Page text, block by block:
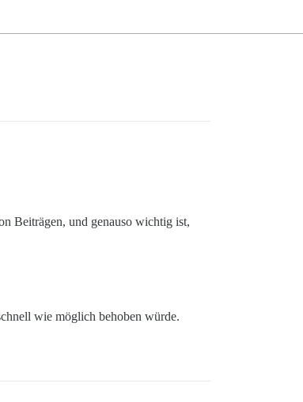
Beiträgen, und genauso wichtig ist,
wie möglich behoben würde.